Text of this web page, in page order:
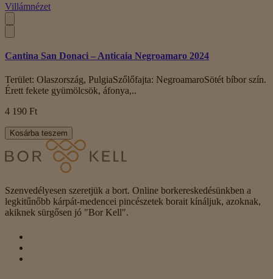
Villámnézet
Cantina San Donaci – Anticaia Negroamaro 2024
Terület: Olaszország, PulgiaSzőlőfajta: NegroamaroSötét bíbor szín.
Érett fekete gyümölcsök, áfonya,..
4 190 Ft
Kosárba teszem
Szenvedélyesen szeretjük a bort. Online borkereskedésünkben a
legkitűnőbb kárpát-medencei pincészetek borait kínáljuk, azoknak,
akiknek sürgősen jó "Bor Kell".